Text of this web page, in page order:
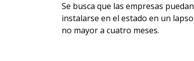
Se busca que las empresas puedan
instalarse en el estado en un lapso
no mayor a cuatro meses.